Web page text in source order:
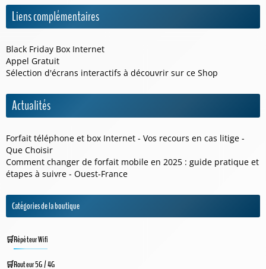
Liens complémentaires
Black Friday Box Internet
Appel Gratuit
Sélection d'écrans interactifs à découvrir sur ce Shop
Actualités
Forfait téléphone et box Internet - Vos recours en cas litige -
Que Choisir
Comment changer de forfait mobile en 2025 : guide pratique et
étapes à suivre - Ouest-France
Catégories de la boutique
Répéteur Wifi
Routeur 5G / 4G